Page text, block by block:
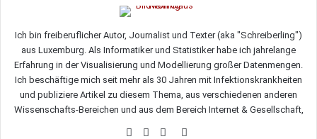
Ich bin freiberuflicher Autor, Journalist und Texter (aka "Schreiberling")
aus Luxemburg. Als Informatiker und Statistiker habe ich jahrelange
Erfahrung in der Visualisierung und Modellierung großer Datenmengen.
Ich beschäftige mich seit mehr als 30 Jahren mit Infektionskrankheiten
und publiziere Artikel zu diesem Thema, aus verschiedenen anderen
Wissenschafts-Bereichen und aus dem Bereich Internet & Gesellschaft,
Webseite
Facebook
Twitter
LinkedIn